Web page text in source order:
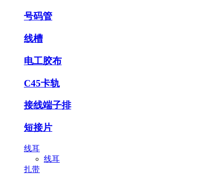
号码管
线槽
电工胶布
C45卡轨
接线端子排
短接片
线耳
线耳
扎带